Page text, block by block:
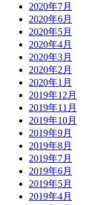
2020年7月
2020年6月
2020年5月
2020年4月
2020年3月
2020年2月
2020年1月
2019年12月
2019年11月
2019年10月
2019年9月
2019年8月
2019年7月
2019年6月
2019年5月
2019年4月